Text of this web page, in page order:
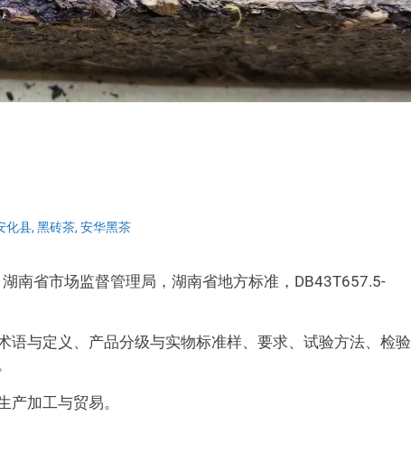
化县, 黑砖茶, 安华黑茶
南省市场监督管理局，湖南省地方标准，DB43T657.5-
语与定义、产品分级与实物标准样、要求、试验方法、检验
加工与贸易。